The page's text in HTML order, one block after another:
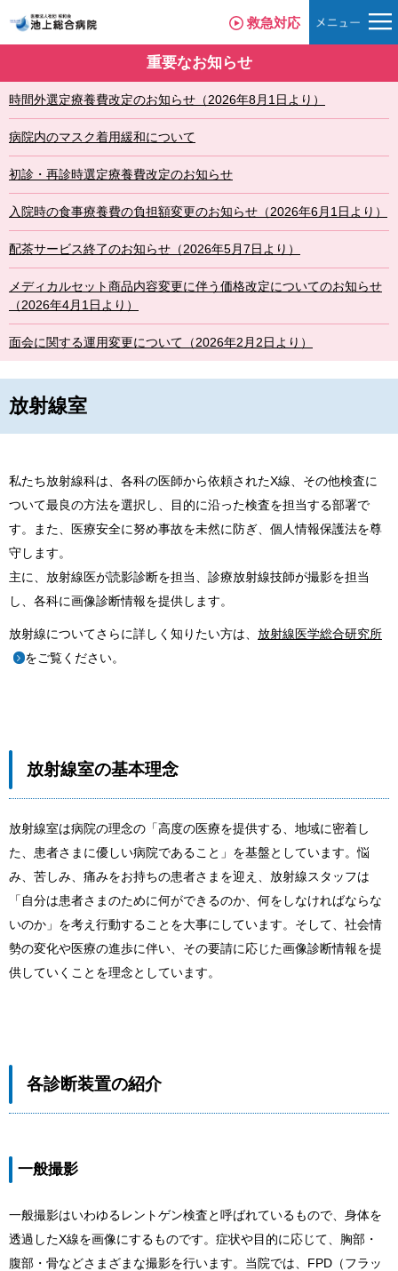
救急対応
重要なお知らせ
時間外選定療養費改定のお知らせ（2026年8月1日より）
病院内のマスク着用緩和について
初診・再診時選定療養費改定のお知らせ
入院時の食事療養費の負担額変更のお知らせ（2026年6月1日より）
配茶サービス終了のお知らせ（2026年5月7日より）
メディカルセット商品内容変更に伴う価格改定についてのお知らせ
（2026年4月1日より）
面会に関する運用変更について（2026年2月2日より）
放射線室
私たち放射線科は、各科の医師から依頼されたX線、その他検査に
ついて最良の方法を選択し、目的に沿った検査を担当する部署で
す。また、医療安全に努め事故を未然に防ぎ、個人情報保護法を尊
守します。
主に、放射線医が読影診断を担当、診療放射線技師が撮影を担当
し、各科に画像診断情報を提供します。
放射線についてさらに詳しく知りたい方は、 放射線医学総合研究所
をご覧ください。
放射線室の基本理念
放射線室は病院の理念の「高度の医療を提供する、地域に密着し
た、患者さまに優しい病院であること」を基盤としています。悩
み、苦しみ、痛みをお持ちの患者さまを迎え、放射線スタッフは
「自分は患者さまのために何ができるのか、何をしなければならな
いのか」を考え行動することを大事にしています。そして、社会情
勢の変化や医療の進歩に伴い、その要請に応じた画像診断情報を提
供していくことを理念としています。
各診断装置の紹介
一般撮影
一般撮影はいわゆるレントゲン検査と呼ばれているもので、身体を
透過したX線を画像にするものです。症状や目的に応じて、胸部・
腹部・骨などさまざまな撮影を行います。当院では、FPD（フラッ